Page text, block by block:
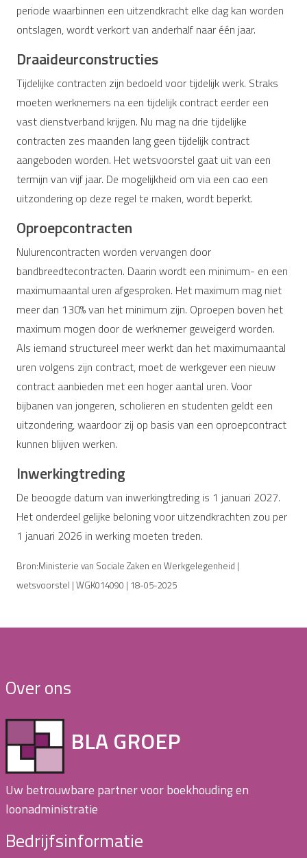
periode waarbinnen een uitzendkracht elke dag kan worden
ontslagen, wordt verkort van anderhalf naar één jaar.
Draaideurconstructies
Tijdelijke contracten zijn bedoeld voor tijdelijk werk. Straks
moeten werknemers na een tijdelijk contract eerder een
vast dienstverband krijgen. Nu mag na drie tijdelijke
contracten zes maanden lang geen tijdelijk contract
aangeboden worden. Het wetsvoorstel gaat uit van een
termijn van vijf jaar. De mogelijkheid om via een cao een
uitzondering op deze regel te maken, wordt beperkt.
Oproepcontracten
Nulurencontracten worden vervangen door
bandbreedtecontracten. Daarin wordt een minimum- en een
maximumaantal uren afgesproken. Het maximum mag niet
meer dan 130% van het minimum zijn. Oproepen boven het
maximum mogen door de werknemer geweigerd worden.
Als iemand structureel meer werkt dan het maximumaantal
uren volgens zijn contract, moet de werkgever een nieuw
contract aanbieden met een hoger aantal uren. Voor
bijbanen van jongeren, scholieren en studenten geldt een
uitzondering, waardoor zij op basis van een oproepcontract
kunnen blijven werken.
Inwerkingtreding
De beoogde datum van inwerkingtreding is 1 januari 2027.
Het onderdeel gelijke beloning voor uitzendkrachten zou per
1 januari 2026 in werking moeten treden.
Bron:Ministerie van Sociale Zaken en Werkgelegenheid |
wetsvoorstel | WGK014090 | 18-05-2025
Over ons
BLA GROEP
Uw betrouwbare partner voor boekhouding en
loonadministratie
Bedrijfsinformatie